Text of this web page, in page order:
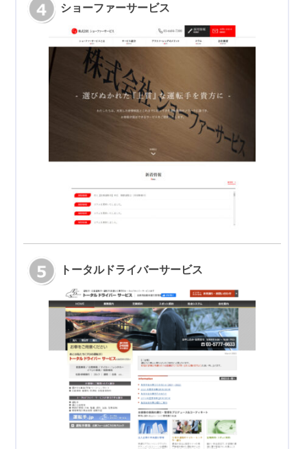
ショーファーサービス
トータルドライバーサービス